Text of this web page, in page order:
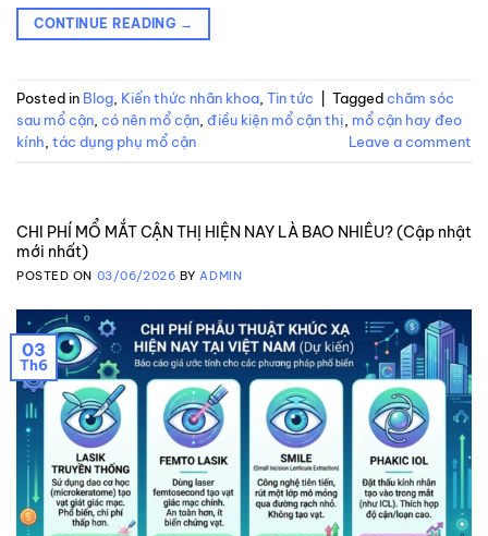
CONTINUE READING →
Posted in Blog, Kiến thức nhãn khoa, Tin tức Taggedchăm sóc
sau mổ cận, có nên mổ cận, điều kiện mổ cận thị, mổ cận hay đeo
kính, tác dụng phụ mổ cận Leave a comment
CHI PHÍ MỔ MẮT CẬN THỊ HIỆN NAY LÀ BAO NHIÊU? (Cập nhật
mới nhất)
POSTED ON 03/06/2026 BYADMIN
03
Th6